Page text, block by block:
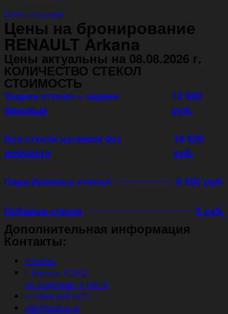
Цены на услуги
Цены на бронирование
RENAULT Arkana
Цены актуальны на 08.08.2026 г.
КОЛИЧЕСТВО СТЕКОЛ
СТОИМОСТЬ
Заднее стекло + задние
боковые
12 900
руб.
Все стекла целиком без
лобового
18 400
руб.
Пара боковых стекол 6 200 руб.
Лобовое стекло 0 руб.
Дополнительная информация
Контакты:
Я.Карты
г. Москва, СЗАО,
ул. Лодочная, 3, стр. 5
+7 (929) 939 5577
info@tonbox.ru